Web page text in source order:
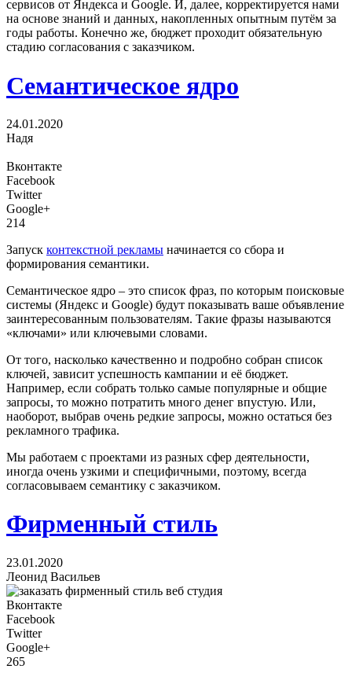
сервисов от Яндекса и Google. И, далее, корректируется нами
на основе знаний и данных, накопленных опытным путём за
годы работы. Конечно же, бюджет проходит обязательную
стадию согласования с заказчиком.
Семантическое ядро
24.01.2020
Надя
Вконтакте
Facebook
Twitter
Google+
214
Запуск контекстной рекламы начинается со сбора и
формирования семантики.
Семантическое ядро – это список фраз, по которым поисковые
системы (Яндекс и Google) будут показывать ваше объявление
заинтересованным пользователям. Такие фразы называются
«ключами» или ключевыми словами.
От того, насколько качественно и подробно собран список
ключей, зависит успешность кампании и её бюджет.
Например, если собрать только самые популярные и общие
запросы, то можно потратить много денег впустую. Или,
наоборот, выбрав очень редкие запросы, можно остаться без
рекламного трафика.
Мы работаем с проектами из разных сфер деятельности,
иногда очень узкими и специфичными, поэтому, всегда
согласовываем семантику с заказчиком.
Фирменный стиль
23.01.2020
Леонид Васильев
Вконтакте
Facebook
Twitter
Google+
265